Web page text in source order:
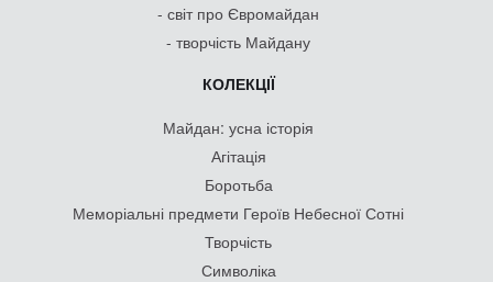
- світ про Євромайдан
- творчість Майдану
КОЛЕКЦІЇ
Майдан: усна історія
Агітація
Боротьба
Меморіальні предмети Героїв Небесної Сотні
Творчість
Символіка